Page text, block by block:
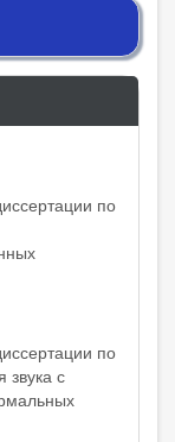
по
по
звука с